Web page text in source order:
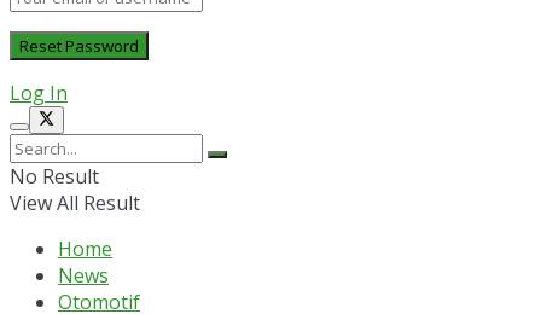
Log In
No Result
View All Result
Home
News
Otomotif